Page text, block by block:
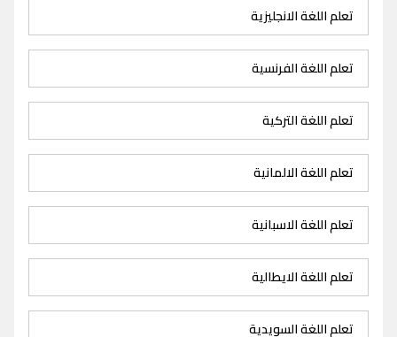
تعلم اللغة الانجليزية
تعلم اللغة الفرنسية
تعلم اللغة التركية
تعلم اللغة الالمانية
تعلم اللغة الاسبانية
تعلم اللغة الايطالية
تعلم اللغة السويدية